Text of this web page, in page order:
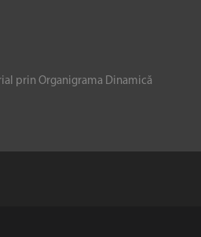
prin Organigrama Dinamică